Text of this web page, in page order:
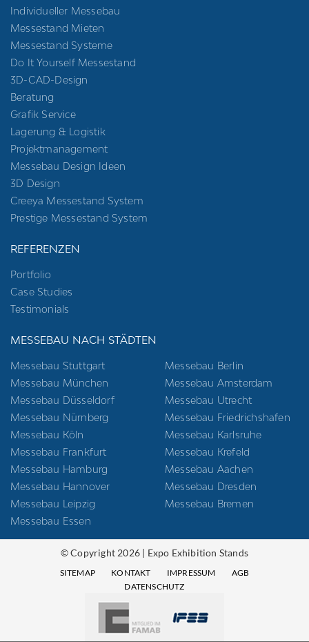
Individueller Messebau
Messestand Mieten
Messestand Systeme
Do It Yourself Messestand
3D-CAD-Design
Beratung
Grafik Service
Lagerung & Logistik
Projektmanagement
Messebau Design Ideen
3D Design
Creeya Messestand System
Prestige Messestand System
REFERENZEN
Portfolio
Case Studies
Testimonials
MESSEBAU NACH STÄDTEN
Messebau Stuttgart
Messebau München
Messebau Düsseldorf
Messebau Nürnberg
Messebau Köln
Messebau Frankfurt
Messebau Hamburg
Messebau Hannover
Messebau Leipzig
Messebau Essen
Messebau Berlin
Messebau Amsterdam
Messebau Utrecht
Messebau Friedrichshafen
Messebau Karlsruhe
Messebau Krefeld
Messebau Aachen
Messebau Dresden
Messebau Bremen
© Copyright 2026 | Expo Exhibition Stands
SITEMAP KONTAKT IMPRESSUM
AGB
DATENSCHUTZ